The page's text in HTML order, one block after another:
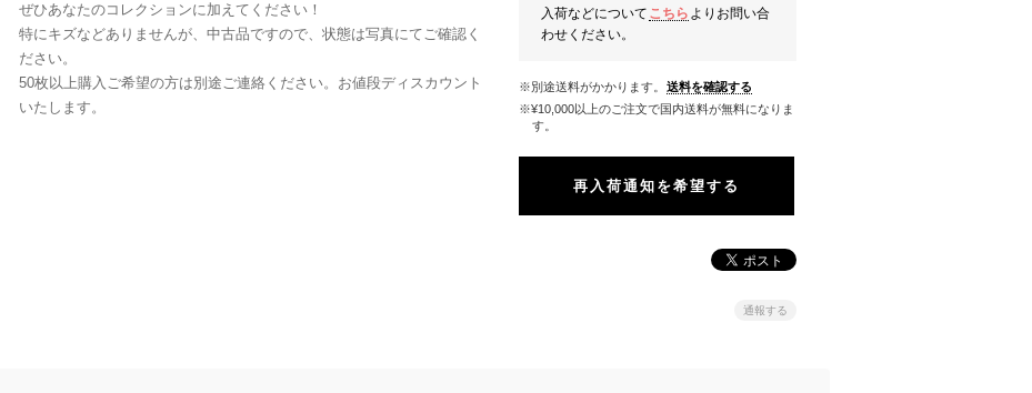
ぜひあなたのコレクションに加えてください！
特にキズなどありませんが、中古品ですので、状態は写真にてご確認く
ださい。
50枚以上購入ご希望の方は別途ご連絡ください。お値段ディスカウント
いたします。
入荷などについて こちら よりお問い合
わせください。
※別途送料がかかります。 送料を確認する
※¥10,000以上のご注文で国内送料が無料になりま
す。
再入荷通知を希望する
通報する